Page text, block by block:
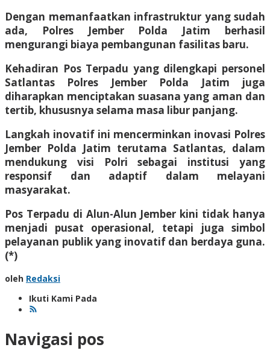
Dengan memanfaatkan infrastruktur yang sudah
ada, Polres Jember Polda Jatim berhasil
mengurangi biaya pembangunan fasilitas baru.
Kehadiran Pos Terpadu yang dilengkapi personel
Satlantas Polres Jember Polda Jatim juga
diharapkan menciptakan suasana yang aman dan
tertib, khususnya selama masa libur panjang.
Langkah inovatif ini mencerminkan inovasi Polres
Jember Polda Jatim terutama Satlantas, dalam
mendukung visi Polri sebagai institusi yang
responsif dan adaptif dalam melayani
masyarakat.
Pos Terpadu di Alun-Alun Jember kini tidak hanya
menjadi pusat operasional, tetapi juga simbol
pelayanan publik yang inovatif dan berdaya guna.
(*)
oleh Redaksi
Ikuti Kami Pada
Navigasi pos